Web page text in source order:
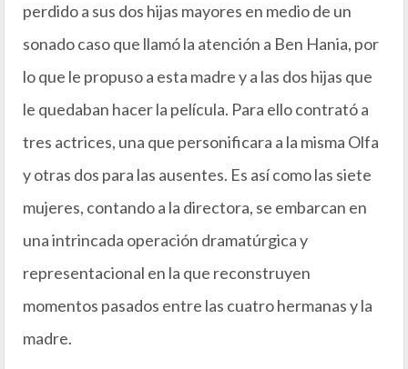
perdido a sus dos hijas mayores en medio de un
sonado caso que llamó la atención a Ben Hania, por
lo que le propuso a esta madre y a las dos hijas que
le quedaban hacer la película. Para ello contrató a
tres actrices, una que personificara a la misma Olfa
y otras dos para las ausentes. Es así como las siete
mujeres, contando a la directora, se embarcan en
una intrincada operación dramatúrgica y
representacional en la que reconstruyen
momentos pasados entre las cuatro hermanas y la
madre.